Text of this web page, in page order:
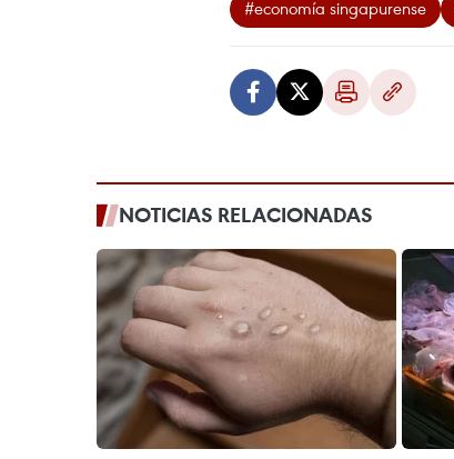
#economía singapurense
NOTICIAS RELACIONADAS